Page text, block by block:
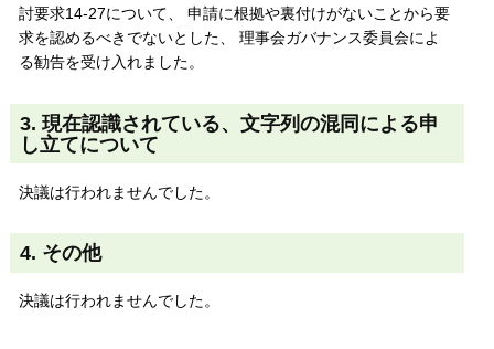
討要求14-27について、 申請に根拠や裏付けがないことから要
求を認めるべきでないとした、 理事会ガバナンス委員会によ
る勧告を受け入れました。
3. 現在認識されている、文字列の混同による申
し立てについて
決議は行われませんでした。
4. その他
決議は行われませんでした。